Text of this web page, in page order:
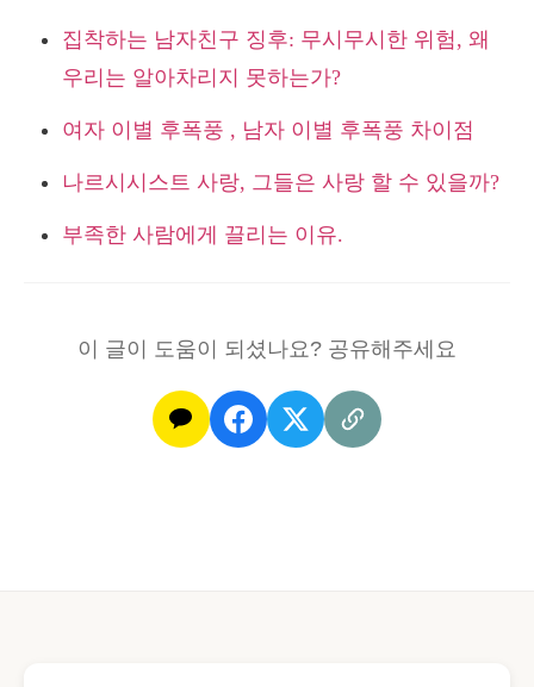
집착하는 남자친구 징후: 무시무시한 위험, 왜
우리는 알아차리지 못하는가?
여자 이별 후폭풍 , 남자 이별 후폭풍 차이점
나르시시스트 사랑, 그들은 사랑 할 수 있을까?
부족한 사람에게 끌리는 이유.
이 글이 도움이 되셨나요? 공유해주세요